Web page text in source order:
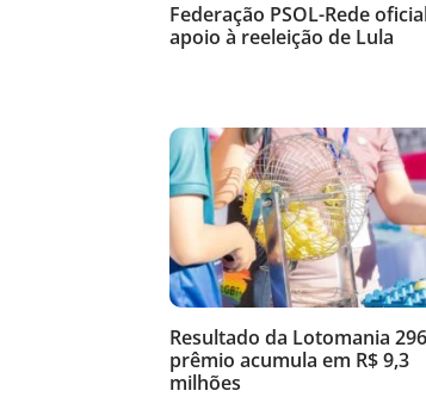
Federação PSOL-Rede
apoio à reeleição de Lula
Resultado da Lotomania
prêmio acumula em R$ 9,3
milhões